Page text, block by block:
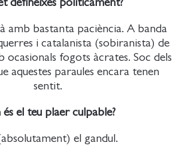
defineixes políticament?
amb bastanta paciència. A banda
i catalanista (sobiranista) de
ocasionals fogots àcrates. Soc dels
aquestes paraules encara tenen
sentit.
el teu plaer culpable?
el gandul.